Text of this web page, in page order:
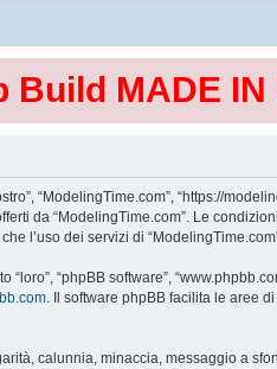
Build MADE IN
“ModelingTime.com”, “https://
da “ModelingTime.com”. Le
l’uso dei servizi di
“phpBB software”,
. Il software phpBB facilita le aree
calunnia, minaccia, messaggio a